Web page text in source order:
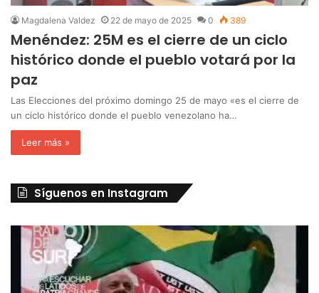
Magdalena Valdez 22 de mayo de 2025 0 389
Menéndez: 25M es el cierre de un ciclo
histórico donde el pueblo votará por la
paz
Las Elecciones del próximo domingo 25 de mayo «es el cierre de
un ciclo histórico donde el pueblo venezolano ha…
Leer más »
Síguenos en Instagram